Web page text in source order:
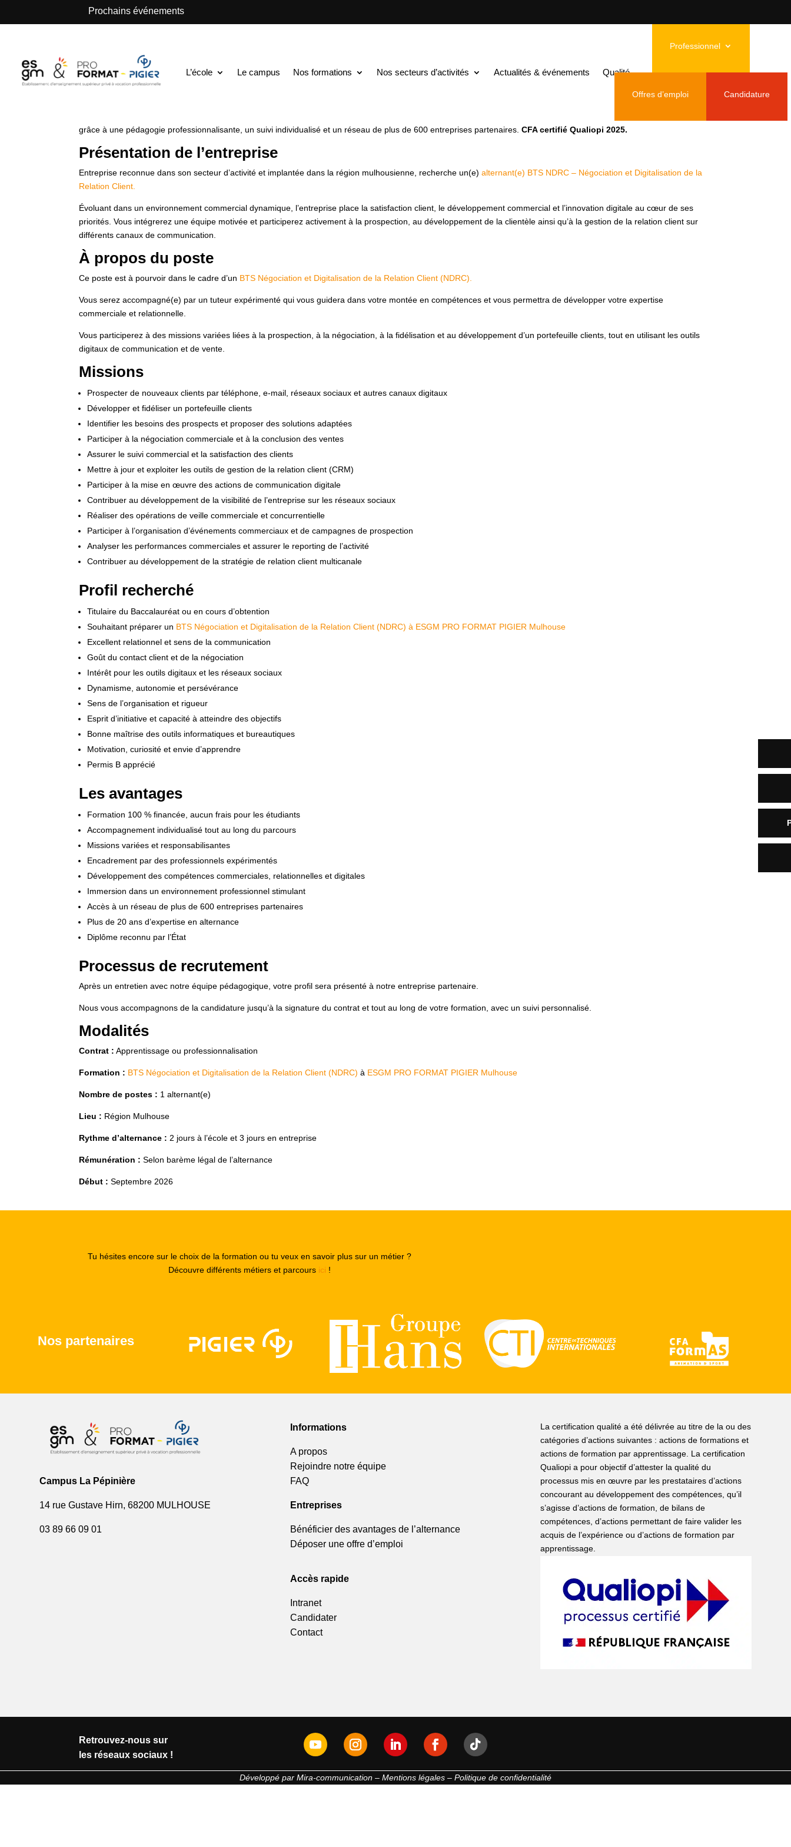
Prochains événements
L’école Le campus Nos formations Nos secteurs d’activités Actualités & événements Qualité
Professionnel
Offres d’emploi Candidature
Commercial et Relation Client en alternance H/F
grâce à une pédagogie professionnalisante, un suivi individualisé et un réseau de plus de 600 entreprises partenaires.CFA certifié Qualiopi 2025.
Présentation de l’entreprise
Entreprise reconnue dans son secteur d’activité et implantée dans la région mulhousienne, recherche un(e) alternant(e) BTS NDRC – Négociation et Digitalisation de la
Relation Client.
Évoluant dans un environnement commercial dynamique, l’entreprise place la satisfaction client, le développement commercial et l’innovation digitale au cœur de ses
priorités. Vous intégrerez une équipe motivée et participerez activement à la prospection, au développement de la clientèle ainsi qu’à la gestion de la relation client sur
différents canaux de communication.
À propos du poste
Ce poste est à pourvoir dans le cadre d’un BTS Négociation et Digitalisation de la Relation Client (NDRC).
Vous serez accompagné(e) par un tuteur expérimenté qui vous guidera dans votre montée en compétences et vous permettra de développer votre expertise
commerciale et relationnelle.
Vous participerez à des missions variées liées à la prospection, à la négociation, à la fidélisation et au développement d’un portefeuille clients, tout en utilisant les outils
digitaux de communication et de vente.
Missions
Prospecter de nouveaux clients par téléphone, e-mail, réseaux sociaux et autres canaux digitaux
Développer et fidéliser un portefeuille clients
Identifier les besoins des prospects et proposer des solutions adaptées
Participer à la négociation commerciale et à la conclusion des ventes
Assurer le suivi commercial et la satisfaction des clients
Mettre à jour et exploiter les outils de gestion de la relation client (CRM)
Participer à la mise en œuvre des actions de communication digitale
Contribuer au développement de la visibilité de l’entreprise sur les réseaux sociaux
Réaliser des opérations de veille commerciale et concurrentielle
Participer à l’organisation d’événements commerciaux et de campagnes de prospection
Analyser les performances commerciales et assurer le reporting de l’activité
Contribuer au développement de la stratégie de relation client multicanale
Profil recherché
Titulaire du Baccalauréat ou en cours d’obtention
Souhaitant préparer un BTS Négociation et Digitalisation de la Relation Client (NDRC) à ESGM PRO FORMAT PIGIER Mulhouse
Excellent relationnel et sens de la communication
Goût du contact client et de la négociation
Intérêt pour les outils digitaux et les réseaux sociaux
Dynamisme, autonomie et persévérance
Sens de l’organisation et rigueur
Esprit d’initiative et capacité à atteindre des objectifs
Bonne maîtrise des outils informatiques et bureautiques
Motivation, curiosité et envie d’apprendre
Permis B apprécié
Les avantages
Formation 100 % financée, aucun frais pour les étudiants
Accompagnement individualisé tout au long du parcours
Missions variées et responsabilisantes
Encadrement par des professionnels expérimentés
Développement des compétences commerciales, relationnelles et digitales
Immersion dans un environnement professionnel stimulant
Accès à un réseau de plus de 600 entreprises partenaires
Plus de 20 ans d’expertise en alternance
Diplôme reconnu par l’État
Processus de recrutement
Après un entretien avec notre équipe pédagogique, votre profil sera présenté à notre entreprise partenaire.
Nous vous accompagnons de la candidature jusqu’à la signature du contrat et tout au long de votre formation, avec un suivi personnalisé.
Modalités
Contrat : Apprentissage ou professionnalisation
Formation : BTS Négociation et Digitalisation de la Relation Client (NDRC) à ESGM PRO FORMAT PIGIER Mulhouse
Nombre de postes : 1 alternant(e)
Lieu : Région Mulhouse
Rythme d’alternance : 2 jours à l’école et 3 jours en entreprise
Rémunération : Selon barème légal de l’alternance
Début : Septembre 2026
Tu hésites encore sur le choix de la formation ou tu veux en savoir plus sur un métier ?
Découvre différents métiers et parcours ici !
Nos partenaires
Campus La Pépinière
14 rue Gustave Hirn, 68200 MULHOUSE
03 89 66 09 01
Informations
A propos
Rejoindre notre équipe
FAQ
Entreprises
Bénéficier des avantages de l’alternance
Déposer une offre d’emploi
Accès rapide
Intranet
Candidater
Contact
La certification qualité a été délivrée au titre de la ou des
catégories d’actions suivantes : actions de formations et
actions de formation par apprentissage. La certification
Qualiopi a pour objectif d’attester la qualité du
processus mis en œuvre par les prestataires d’actions
concourant au développement des compétences, qu’il
s’agisse d’actions de formation, de bilans de
compétences, d’actions permettant de faire valider les
acquis de l’expérience ou d’actions de formation par
apprentissage.
Retrouvez-nous sur
les réseaux sociaux !
Développé par Mira-communication – Mentions légales – Politique de confidentialité